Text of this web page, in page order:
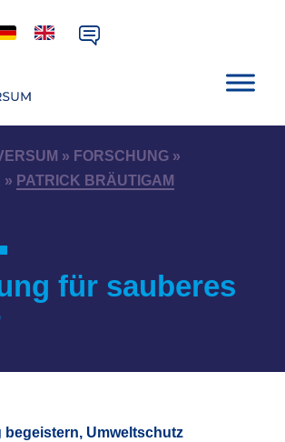
» FORSCHUNG »
» PATRICK BRÄUTIGAM
für sauberes
begeistern, Umweltschutz